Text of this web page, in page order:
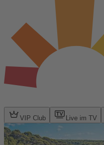
VIP Club Live im TV